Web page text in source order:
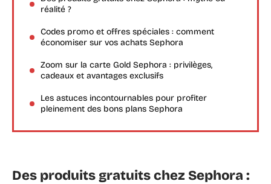
réalité ?
Codes promo et offres spéciales : comment
économiser sur vos achats Sephora
Zoom sur la carte Gold Sephora : privilèges,
cadeaux et avantages exclusifs
Les astuces incontournables pour profiter
pleinement des bons plans Sephora
Des produits gratuits chez Sephora :